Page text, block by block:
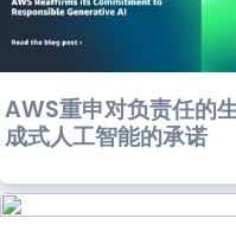
AWS重申对负责任的
成式人工智能的承诺